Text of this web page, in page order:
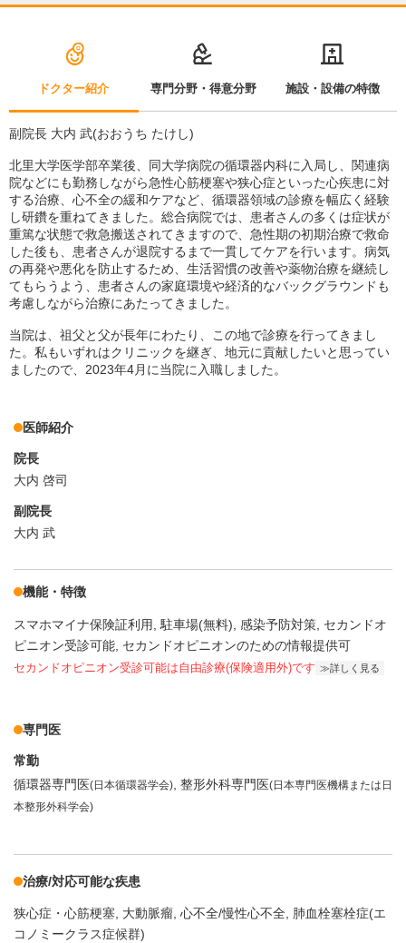
ドクター紹介 専門分野・得意分野 施設・設備の特徴
副院長 大内 武(おおうち たけし)
北里大学医学部卒業後、同大学病院の循環器内科に入局し、関連病
院などにも勤務しながら急性心筋梗塞や狭心症といった心疾患に対
する治療、心不全の緩和ケアなど、循環器領域の診療を幅広く経験
し研鑽を重ねてきました。総合病院では、患者さんの多くは症状が
重篤な状態で救急搬送されてきますので、急性期の初期治療で救命
した後も、患者さんが退院するまで一貫してケアを行います。病気
の再発や悪化を防止するため、生活習慣の改善や薬物治療を継続し
てもらうよう、患者さんの家庭環境や経済的なバックグラウンドも
考慮しながら治療にあたってきました。
当院は、祖父と父が長年にわたり、この地で診療を行ってきまし
た。私もいずれはクリニックを継ぎ、地元に貢献したいと思ってい
ましたので、2023年4月に当院に入職しました。
医師紹介
院長
大内 啓司
副院長
大内 武
機能・特徴
スマホマイナ保険証利用 駐車場(無料) 感染予防対策 セカンドオ
ピニオン受診可能 セカンドオピニオンのための情報提供可
セカンドオピニオン受診可能は自由診療(保険適用外)です 詳しく見る
専門医
常勤
循環器専門医(日本循環器学会) 整形外科専門医(日本専門医機構または日
本整形外科学会)
治療/対応可能な疾患
狭心症・心筋梗塞 大動脈瘤 心不全/慢性心不全 肺血栓塞栓症(エ
コノミークラス症候群)